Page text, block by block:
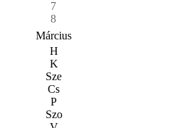
7
8
Március
H
K
Sze
Cs
P
Szo